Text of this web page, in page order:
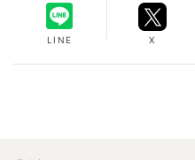
LINE X